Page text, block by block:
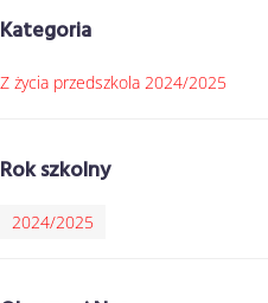
Kategoria
Z życia przedszkola 2024/2025
Rok szkolny
2024/2025